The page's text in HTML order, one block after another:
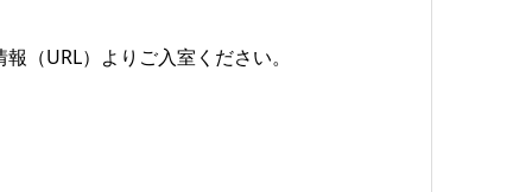
（URL）よりご入室ください。